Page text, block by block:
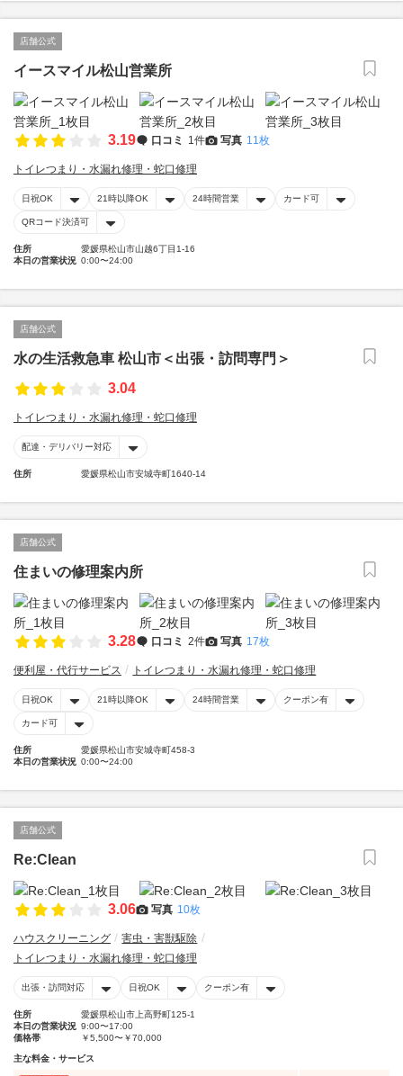
店舗公式
イースマイル松山営業所
3.19 口コミ 1件 写真 11枚
トイレつまり・水漏れ修理・蛇口修理
日祝OK 21時以降OK 24時間営業 カード可
QRコード決済可
住所
愛媛県松山市山越6丁目1-16
本日の営業状況 0:00〜24:00
店舗公式
水の生活救急車 松山市＜出張・訪問専門＞
3.04
トイレつまり・水漏れ修理・蛇口修理
配達・デリバリー対応
住所 愛媛県松山市安城寺町1640-14
店舗公式
住まいの修理案内所
3.28 口コミ 2件 写真 17枚
便利屋・代行サービス トイレつまり・水漏れ修理・蛇口修理
日祝OK 21時以降OK 24時間営業 クーポン有
カード可
住所
愛媛県松山市安城寺町458-3
本日の営業状況 0:00〜24:00
店舗公式
Re:Clean
3.06 写真 10枚
ハウスクリーニング
害虫・害獣駆除
トイレつまり・水漏れ修理・蛇口修理
出張・訪問対応 日祝OK クーポン有
住所
愛媛県松山市上高野町125-1
本日の営業状況 9:00〜17:00
価格帯
￥5,500〜￥70,000
主な料金・サービス